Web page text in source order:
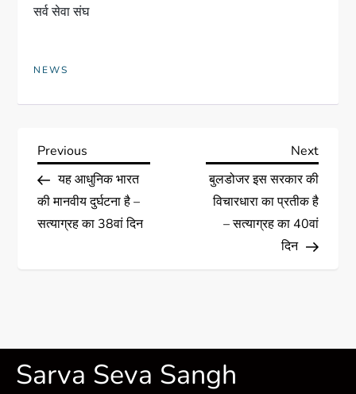
सर्व सेवा संघ
NEWS
Previous
यह आधुनिक भारत
की मानवीय दुर्घटना है –
सत्याग्रह का 38वां दिन
Next
बुलडोजर इस सरकार की
विचारधारा का प्रतीक है
– सत्याग्रह का 40वां
दिन
Sarva Seva Sangh